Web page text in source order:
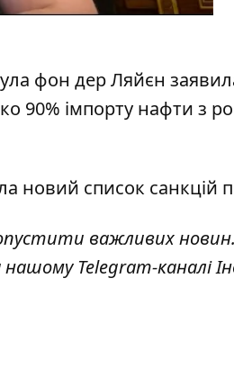
фон дер Ляйєн
імпорту нафти з
новий список санкцій
важливих
Telegram-каналі